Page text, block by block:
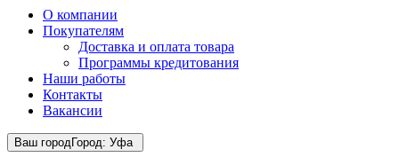
О компании
Покупателям
Доставка и оплата товара
Программы кредитования
Наши работы
Контакты
Вакансии
Ваш городГород: Уфа